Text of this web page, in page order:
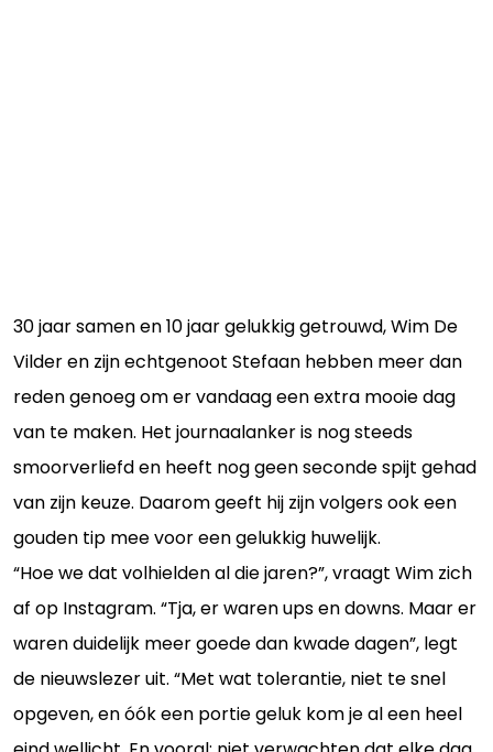
30 jaar samen en 10 jaar gelukkig getrouwd, Wim De
Vilder en zijn echtgenoot Stefaan hebben meer dan
reden genoeg om er vandaag een extra mooie dag
van te maken. Het journaalanker is nog steeds
smoorverliefd en heeft nog geen seconde spijt gehad
van zijn keuze. Daarom geeft hij zijn volgers ook een
gouden tip mee voor een gelukkig huwelijk.
“Hoe we dat volhielden al die jaren?”, vraagt Wim zich
af op Instagram. “Tja, er waren ups en downs. Maar er
waren duidelijk meer goede dan kwade dagen”, legt
de nieuwslezer uit. “Met wat tolerantie, niet te snel
opgeven, en óók een portie geluk kom je al een heel